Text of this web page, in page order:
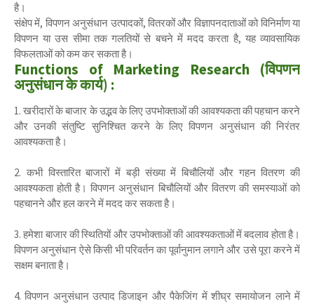
है।
संक्षेप में, विपणन अनुसंधान उत्पादकों, वितरकों और विज्ञापनदाताओं को विनिर्माण या
विपणन या उस सीमा तक गलतियों से बचने में मदद करता है, यह व्यावसायिक
विफलताओं को कम कर सकता है।
Functions of Marketing Research (विपणन
अनुसंधान के कार्य) :
1. खरीदारों के बाजार के उद्भव के लिए उपभोक्ताओं की आवश्यकता की पहचान करने
और उनकी संतुष्टि सुनिश्चित करने के लिए विपणन अनुसंधान की निरंतर
आवश्यकता है।
2. कभी विस्तारित बाजारों में बड़ी संख्या में बिचौलियों और गहन वितरण की
आवश्यकता होती है। विपणन अनुसंधान बिचौलियों और वितरण की समस्याओं को
पहचानने और हल करने में मदद कर सकता है।
3. हमेशा बाजार की स्थितियों और उपभोक्ताओं की आवश्यकताओं में बदलाव होता है।
विपणन अनुसंधान ऐसे किसी भी परिवर्तन का पूर्वानुमान लगाने और उसे पूरा करने में
सक्षम बनाता है।
4. विपणन अनुसंधान उत्पाद डिजाइन और पैकेजिंग में शीघ्र समायोजन लाने में